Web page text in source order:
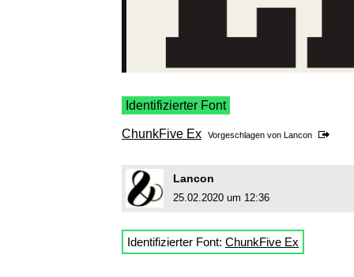
Identifizierter Font
ChunkFive Ex Vorgeschlagen von Lancon
Lancon
25.02.2020 um 12:36
Identifizierter Font: ChunkFive Ex